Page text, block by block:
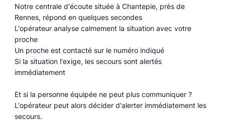
Notre centrale d'écoute située à Chantepie, près de
Rennes, répond en quelques secondes
L'opérateur analyse calmement la situation avec votre
proche
Un proche est contacté sur le numéro indiqué
Si la situation l'exige, les secours sont alertés
immédiatement
Et si la personne équipée ne peut plus communiquer ?
L'opérateur peut alors décider d'alerter immédiatement les
secours.